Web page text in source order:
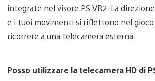
integrate nel visore PS VR2. La
e i tuoi movimenti si riflettono nel gioco
ricorrere a una telecamera esterna.
Posso utilizzare la telecamera HD di